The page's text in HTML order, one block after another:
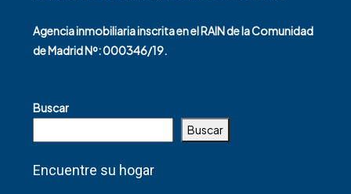
Agencia inmobiliaria inscrita en el RAIN de la Comunidad
de Madrid Nº: 000346/19.
Buscar
Buscar
Encuentre su hogar